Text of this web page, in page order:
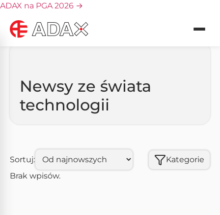
ADAX na PGA 2026 →
DLA GRAFIKÓW
DO BIURA
Serwis
Strona główna Blog
Newsy ze świata
technologii
Sortuj:
Kategorie
Brak wpisów.